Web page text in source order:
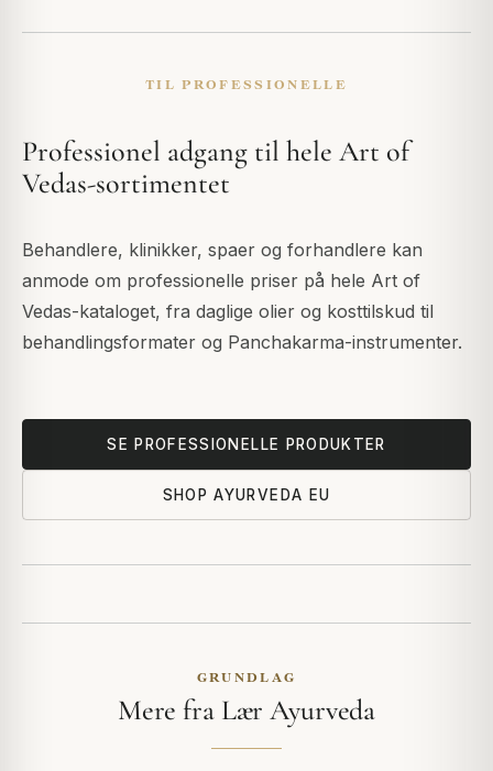
TIL PROFESSIONELLE
Professionel adgang til hele Art of
Vedas-sortimentet
Behandlere, klinikker, spaer og forhandlere kan
anmode om professionelle priser på hele Art of
Vedas-kataloget, fra daglige olier og kosttilskud til
behandlingsformater og Panchakarma-instrumenter.
SE PROFESSIONELLE PRODUKTER
SHOP AYURVEDA EU
GRUNDLAG
Mere fra Lær Ayurveda